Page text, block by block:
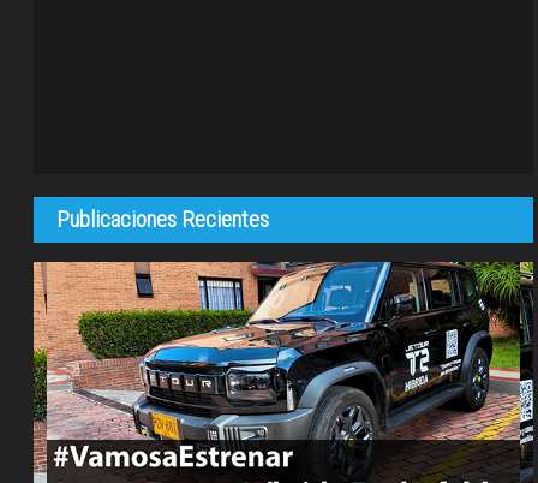
Publicaciones Recientes